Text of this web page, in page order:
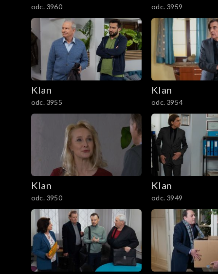
1101–1200
1001–1100
901–1000
801–900
701–800
601–700
501–600
401–500
301–400
201–300
odc. 3960 odc. 3959
Klan
odc. 3955
Klan
odc. 3954
Klan
odc. 3950
Klan
odc. 3949